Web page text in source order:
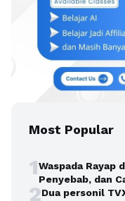
Most Popular
1Waspada Rayap
Penyebab, dan
2Dua personil